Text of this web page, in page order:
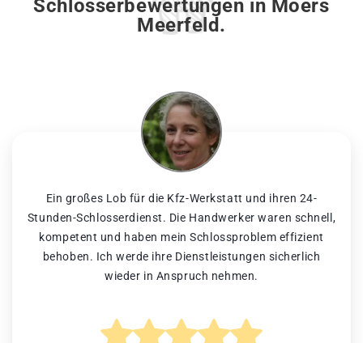
Schlosserbewertungen in Moers
Meerfeld.
Ein großes Lob für die Kfz-Werkstatt und ihren 24-
Stunden-Schlosserdienst. Die Handwerker waren schnell,
kompetent und haben mein Schlossproblem effizient
behoben. Ich werde ihre Dienstleistungen sicherlich
wieder in Anspruch nehmen.